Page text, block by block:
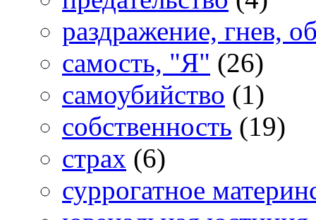
раздражение, гнев,
самость, "Я" (26)
самоубийство (1)
собственность (19)
страх (6)
суррогатное